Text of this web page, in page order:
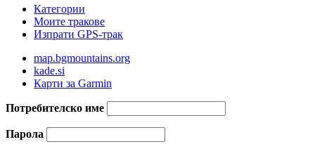
Категории
Моите тракове
Изпрати GPS-трак
map.bgmountains.org
kade.si
Карти за Garmin
Потребителско име
Парола